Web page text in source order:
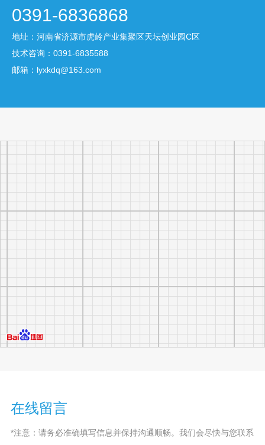
0391-6836868
地址：河南省济源市虎岭产业集聚区天坛创业园C区
技术咨询： 0391-6835588
邮箱： lyxkdq@163.com
在线留言
*注意：请务必准确填写信息并保持沟通顺畅。我们会尽快与您联系